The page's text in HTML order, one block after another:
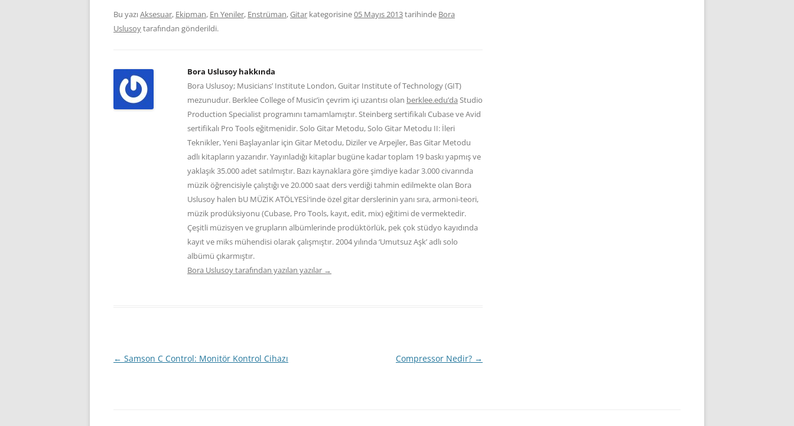
Bu yazıAksesuar, Ekipman, En Yeniler, Enstrüman,Gitar kategorisine05 Mayıs 2013tarihinde Bora
Uslusoytarafından gönderildi.
Bora Uslusoy hakkında
Bora Uslusoy; Musicians’ Institute London, Guitar Institute of Technology (GIT)
mezunudur. Berklee College of Music’in çevrim içi uzantısı olan berklee.edu’da Studio
Production Specialist programını tamamlamıştır. Steinberg sertifikalı Cubase ve Avid
sertifikalı Pro Tools eğitmenidir. Solo Gitar Metodu, Solo Gitar Metodu II: İleri
Teknikler, Yeni Başlayanlar için Gitar Metodu, Diziler ve Arpejler, Bas Gitar Metodu
adlı kitapların yazarıdır. Yayınladığı kitaplar bugüne kadar toplam 19 baskı yapmış ve
yaklaşık 35.000 adet satılmıştır. Bazı kaynaklara göre şimdiye kadar 3.000 civarında
müzik öğrencisiyle çalıştığı ve 20.000 saat ders verdiği tahmin edilmekte olan Bora
Uslusoy halen bU MÜZİK ATÖLYESİ‘inde özel gitar derslerinin yanı sıra, armoni-teori,
müzik prodüksiyonu (Cubase, Pro Tools, kayıt, edit, mix) eğitimi de vermektedir.
Çeşitli müzisyen ve grupların albümlerinde prodüktörlük, pek çok stüdyo kayıdında
kayıt ve miks mühendisi olarak çalışmıştır. 2004 yılında ‘Umutsuz Aşk’ adlı solo
albümü çıkarmıştır.
Bora Uslusoy tarafından yazılan yazılar →
Yazı
← Samson C Control: Monitör Kontrol Cihazı Compressor Nedir? →